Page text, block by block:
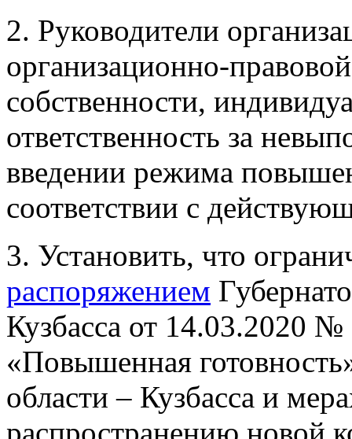
2. Руководители
организационно-
собственности,
ответственность за
введении режима
соответствии с
3. Установить, что
распоряжением
Кузбасса от 14.03.2020
«Повышенная
области – Кузбасса и